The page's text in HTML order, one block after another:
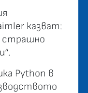
казват:
страшно
Python в